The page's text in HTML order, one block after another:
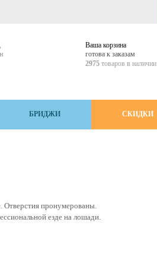
Ваша корзина
готова к заказам
2975 товаров в наличии
БРИДЖИ СКИДКИ
Отверстия пронумерованы.
езде на лошади.